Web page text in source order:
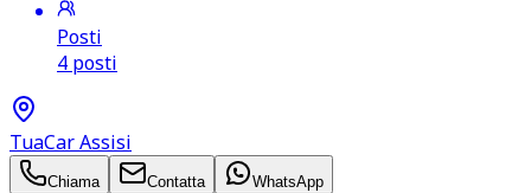
Posti
4 posti
TuaCar Assisi
Chiama Contatta WhatsApp